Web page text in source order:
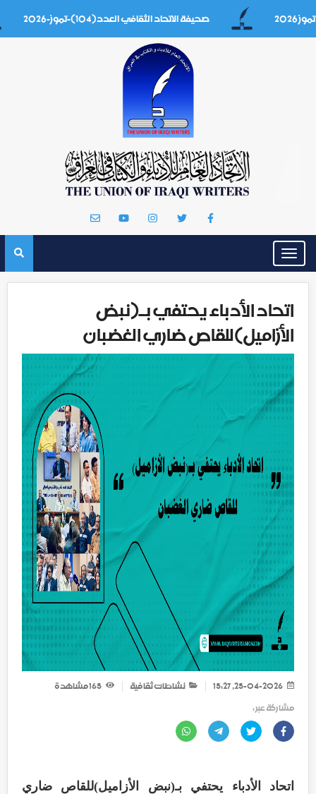
صحيفة الاتحاد الثقافي العدد(104)-تموز-2026
Toggle
navigation
اتحاد الأدباء يحتفي بـ(نبض
الأزاميل)للقاص ضاري الغضبان
نشاطات ثقافية 165
مشاهدة
مشاركة عبر :
اتحاد الأدباء يحتفي بـ(نبض الأزاميل)للقاص ضاري